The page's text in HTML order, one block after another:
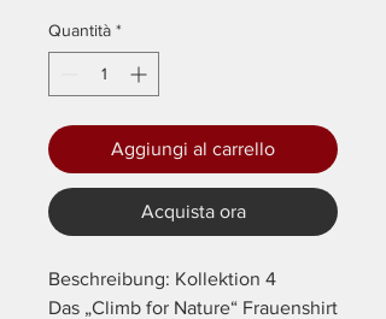
Quantità *
Aggiungi al carrello
Acquista ora
Beschreibung: Kollektion 4
Das „Climb for Nature“ Frauenshirt